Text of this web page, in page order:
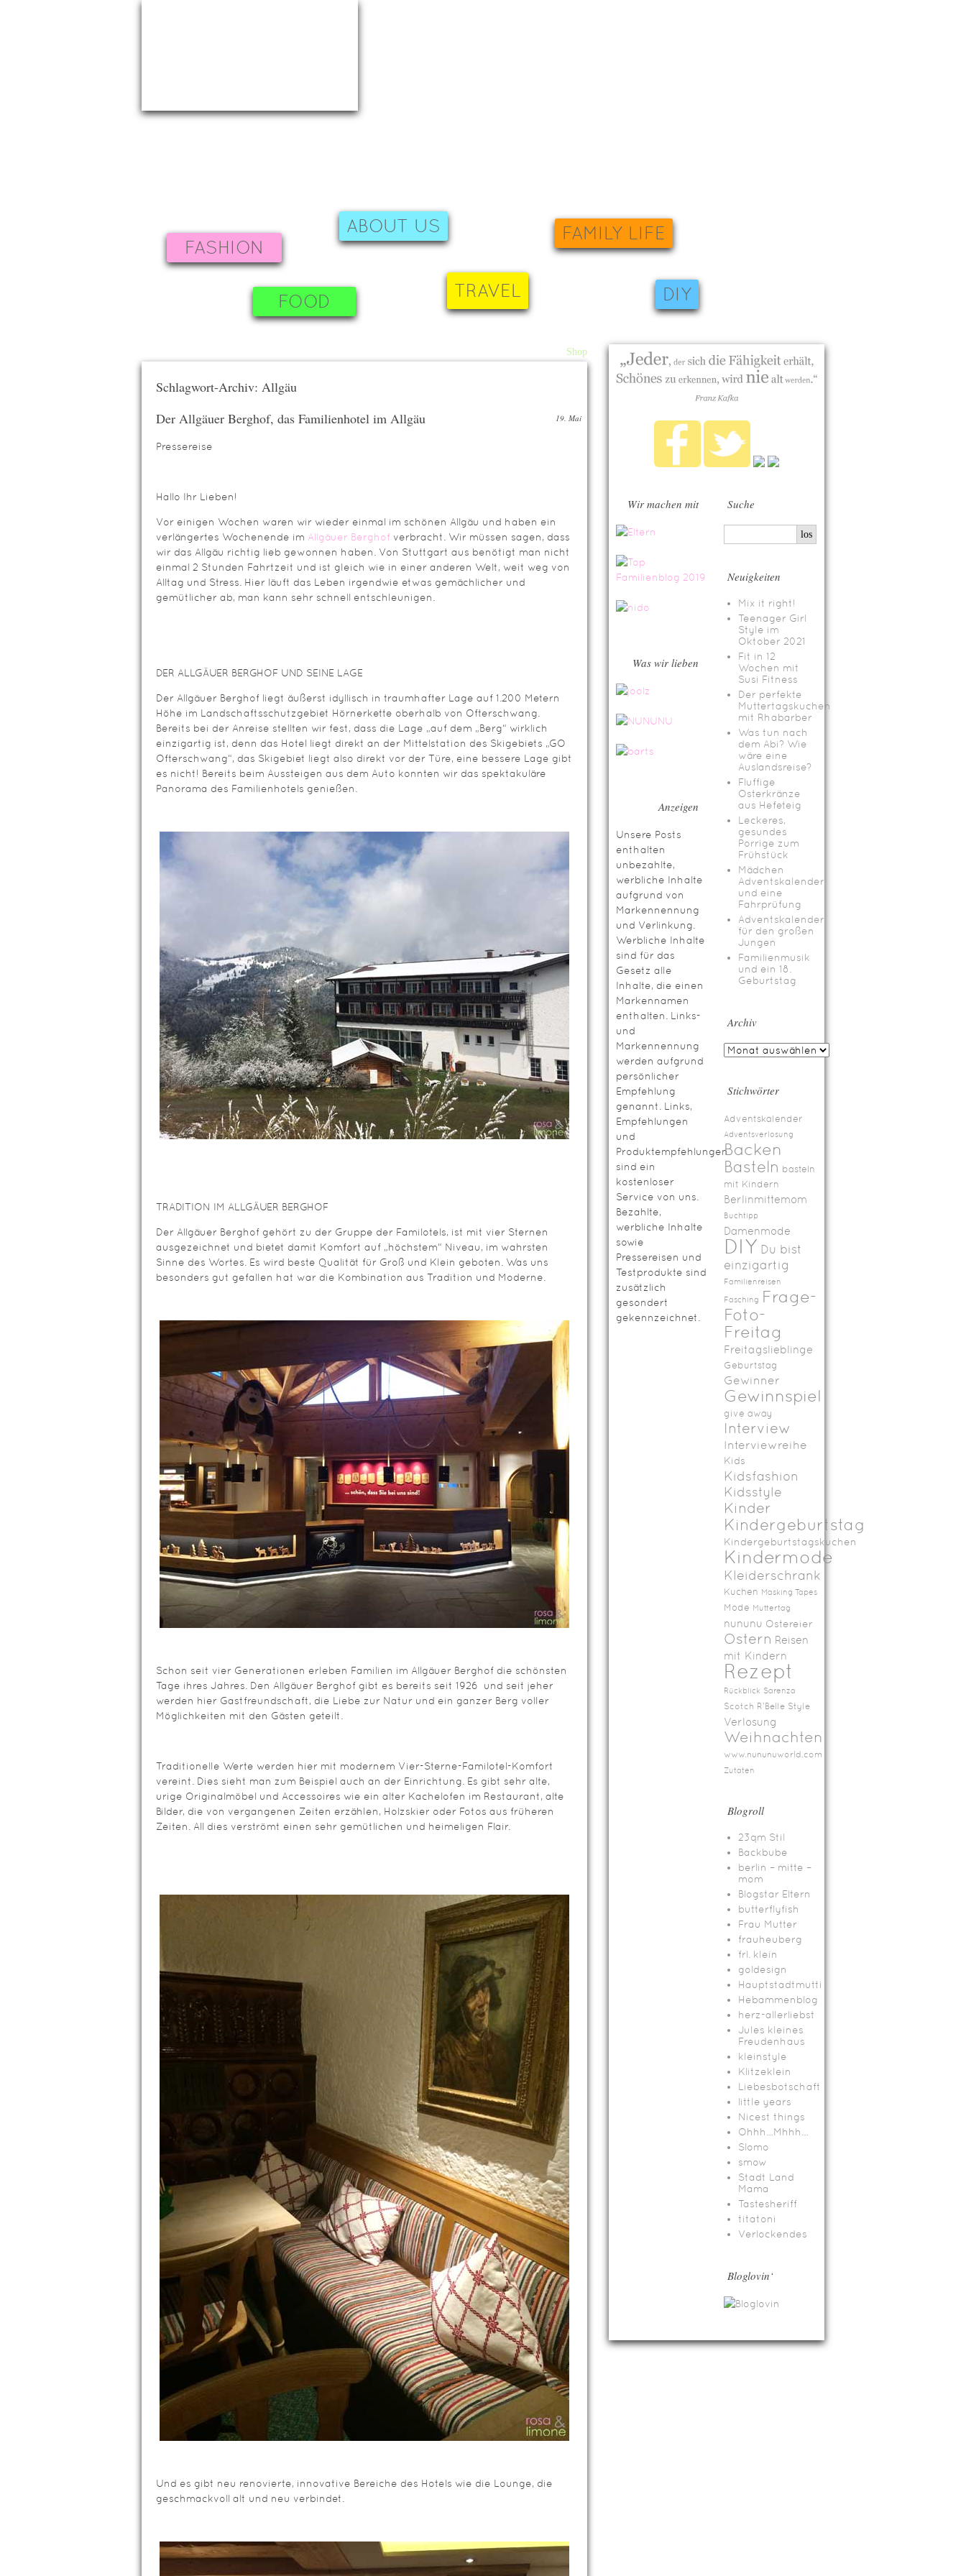
FASHION
FOOD
TRAVEL DIY
ABOUT US FAMILY LIFE
Shop
Schlagwort-Archiv: Allgäu
Der Allgäuer Berghof, das Familienhotel im Allgäu
19. Mai
Pressereise
Hallo Ihr Lieben!
Vor einigen Wochen waren wir wieder einmal im schönen Allgäu und haben ein
verlängertes Wochenende im Allgäuer Berghof verbracht. Wir müssen sagen, dass
wir das Allgäu richtig lieb gewonnen haben. Von Stuttgart aus benötigt man nicht
einmal 2 Stunden Fahrtzeit und ist gleich wie in einer anderen Welt, weit weg von
Alltag und Stress. Hier läuft das Leben irgendwie etwas gemächlicher und
gemütlicher ab, man kann sehr schnell entschleunigen.
DER ALLGÄUER BERGHOF UND SEINE LAGE
Der Allgäuer Berghof liegt äußerst idyllisch in traumhafter Lage auf 1.200 Metern
Höhe im Landschaftsschutzgebiet Hörnerkette oberhalb von Ofterschwang.
Bereits bei der Anreise stellten wir fest, dass die Lage „auf dem „Berg“ wirklich
einzigartig ist, denn das Hotel liegt direkt an der Mittelstation des Skigebiets „GO
Ofterschwang“, das Skigebiet liegt also direkt vor der Türe, eine bessere Lage gibt
es nicht! Bereits beim Aussteigen aus dem Auto konnten wir das spektakuläre
Panorama des Familienhotels genießen.
TRADITION IM ALLGÄUER BERGHOF
Der Allgäuer Berghof gehört zu der Gruppe der Familotels, ist mit vier Sternen
ausgezeichnet und bietet damit Komfort auf „höchstem“ Niveau, im wahrsten
Sinne des Wortes. Es wird beste Qualität für Groß und Klein geboten. Was uns
besonders gut gefallen hat war die Kombination aus Tradition und Moderne.
Schon seit vier Generationen erleben Familien im Allgäuer Berghof die schönsten
Tage ihres Jahres. Den Allgäuer Berghof gibt es bereits seit 1926 und seit jeher
werden hier Gastfreundschaft, die Liebe zur Natur und ein ganzer Berg voller
Möglichkeiten mit den Gästen geteilt.
Traditionelle Werte werden hier mit modernem Vier-Sterne-Familotel-Komfort
vereint. Dies sieht man zum Beispiel auch an der Einrichtung. Es gibt sehr alte,
urige Originalmöbel und Accessoires wie ein alter Kachelofen im Restaurant, alte
Bilder, die von vergangenen Zeiten erzählen, Holzskier oder Fotos aus früheren
Zeiten. All dies verströmt einen sehr gemütlichen und heimeligen Flair.
Und es gibt neu renovierte, innovative Bereiche des Hotels wie die Lounge, die
geschmackvoll alt und neu verbindet.
Wir machen mit
Was wir lieben
Anzeigen
Unsere Posts
enthalten
unbezahlte,
werbliche Inhalte
aufgrund von
Markennennung
und Verlinkung.
Werbliche Inhalte
sind für das
Gesetz alle
Inhalte, die einen
Markennamen
enthalten. Links-
und
Markennennung
werden aufgrund
persönlicher
Empfehlung
genannt. Links,
Empfehlungen
und
Produktempfehlungen
sind ein
kostenloser
Service von uns.
Bezahlte,
werbliche Inhalte
sowie
Pressereisen und
Testprodukte sind
zusätzlich
gesondert
gekennzeichnet.
Suche
Neuigkeiten
Mix it right!
Teenager Girl
Style im
Oktober 2021
Fit in 12
Wochen mit
Susi Fitness
Der perfekte
Muttertagskuchen
mit Rhabarber
Was tun nach
dem Abi? Wie
wäre eine
Auslandsreise?
Fluffige
Osterkränze
aus Hefeteig
Leckeres,
gesundes
Porrige zum
Frühstück
Mädchen
Adventskalender
und eine
Fahrprüfung
Adventskalender
für den großen
Jungen
Familienmusik
und ein 18.
Geburtstag
Archiv
Stichwörter
Adventskalender
Adventsverlosung
Backen
Basteln basteln
mit Kindern
Berlinmittemom
Buchtipp
Damenmode
DIY Du bist
einzigartig
Familienreisen
Fasching Frage-
Foto-
Freitag
Freitagslieblinge
Geburtstag
Gewinner
Gewinnspiel
give away
Interview
Interviewreihe
Kids
Kidsfashion
Kidsstyle
Kinder
Kindergeburtstag
Kindergeburtstagskuchen
Kindermode
Kleiderschrank
Kuchen Masking Tapes
Mode Muttertag
nununu Ostereier
Ostern Reisen
mit Kindern
Rezept
Rückblick Sarenza
Scotch R'Belle Style
Verlosung
Weihnachten
www.nununuworld.com
Zutaten
Blogroll
23qm Stil
Backbube
berlin – mitte –
mom
Blogstar Eltern
butterflyfish
Frau Mutter
frauheuberg
frl. klein
goldesign
Hauptstadtmutti
Hebammenblog
herz-allerliebst
Jules kleines
Freudenhaus
kleinstyle
Klitzeklein
Liebesbotschaft
little years
Nicest things
Ohhh…Mhhh…
Slomo
smow
Stadt Land
Mama
Tastesheriff
titatoni
Verlockendes
Bloglovin‘